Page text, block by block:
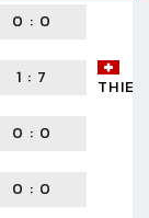
0 : 0
1 : 7
0 : 0
0 : 0